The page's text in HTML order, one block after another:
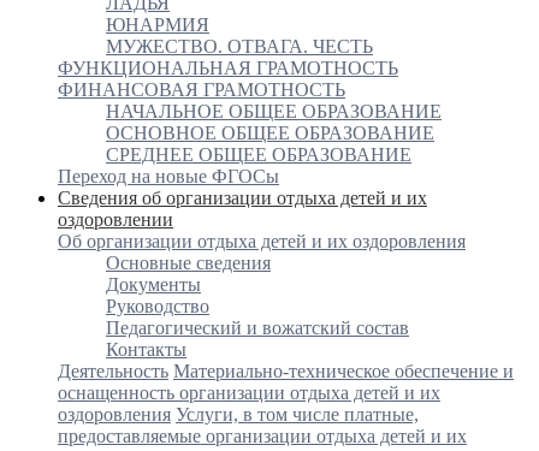
ЮНАРМИЯ
МУЖЕСТВО. ОТВАГА. ЧЕСТЬ
ФУНКЦИОНАЛЬНАЯ ГРАМОТНОСТЬ
ФИНАНСОВАЯ ГРАМОТНОСТЬ
НАЧАЛЬНОЕ ОБЩЕЕ ОБРАЗОВАНИЕ
ОСНОВНОЕ ОБЩЕЕ ОБРАЗОВАНИЕ
СРЕДНЕЕ ОБЩЕЕ ОБРАЗОВАНИЕ
Переход на новые ФГОСы
Сведения об организации отдыха детей и их
оздоровлении
Об организации отдыха детей и их оздоровления
Основные сведения
Документы
Руководство
Педагогический и вожатский состав
Контакты
Деятельность Материально-техническое обеспечение и
оснащенность организации отдыха детей и их
оздоровления Услуги, в том числе платные,
предоставляемые организации отдыха детей и их